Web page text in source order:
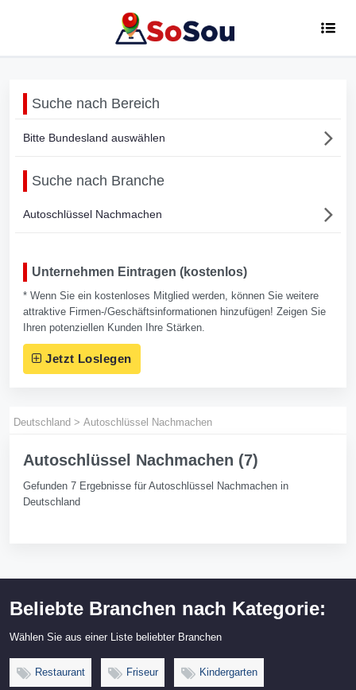
Suche nach Bereich
Bitte Bundesland auswählen
Suche nach Branche
Autoschlüssel Nachmachen
Unternehmen Eintragen (kostenlos)
* Wenn Sie ein kostenloses Mitglied werden, können Sie weitere
attraktive Firmen-/Geschäftsinformationen hinzufügen! Zeigen Sie
Ihren potenziellen Kunden Ihre Stärken.
Jetzt Loslegen
Deutschland > Autoschlüssel Nachmachen
Autoschlüssel Nachmachen (7)
Gefunden 7 Ergebnisse für Autoschlüssel Nachmachen in
Deutschland
Beliebte Branchen nach Kategorie:
Wählen Sie aus einer Liste beliebter Branchen
Restaurant Friseur Kindergarten